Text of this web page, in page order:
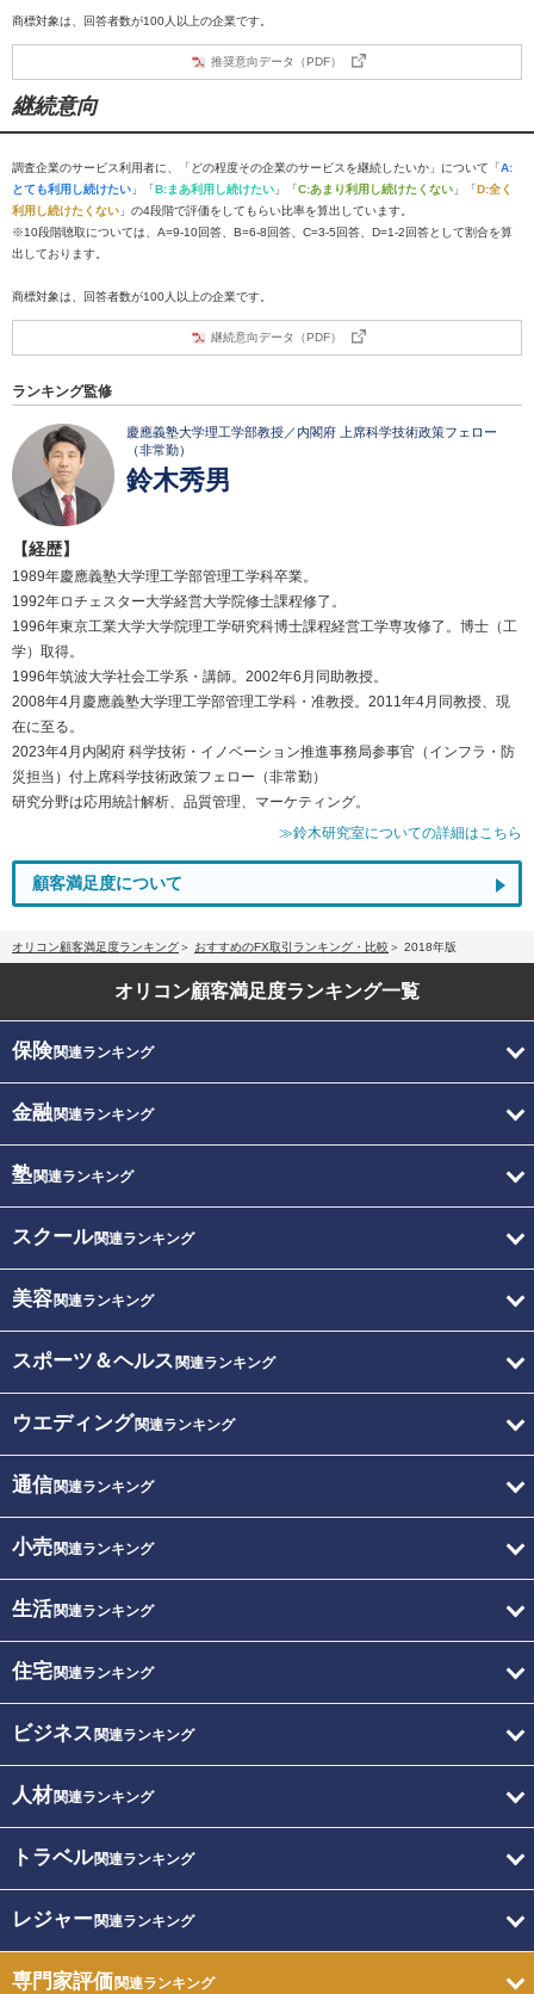
商標対象は、回答者数が100人以上の企業です。
推奨意向データ（PDF）
継続意向
調査企業のサービス利用者に、「どの程度その企業のサービスを継続したいか」について「A:
とても利用し続けたい 」「B:まあ利用し続けたい 」「C:あまり利用し続けたくない 」「D:全く
利用し続けたくない 」の4段階で評価をしてもらい比率を算出しています。
※10段階聴取については、A=9-10回答、B=6-8回答、C=3-5回答、D=1-2回答として割合を算
出しております。
商標対象は、回答者数が100人以上の企業です。
継続意向データ（PDF）
ランキング監修
慶應義塾大学理工学部教授／内閣府 上席科学技術政策フェロー
（非常勤）
鈴木秀男
【経歴】
1989年慶應義塾大学理工学部管理工学科卒業。
1992年ロチェスター大学経営大学院修士課程修了。
1996年東京工業大学大学院理工学研究科博士課程経営工学専攻修了。博士（工
学）取得。
1996年筑波大学社会工学系・講師。2002年6月同助教授。
2008年4月慶應義塾大学理工学部管理工学科・准教授。2011年4月同教授、現
在に至る。
2023年4月内閣府 科学技術・イノベーション推進事務局参事官（インフラ・防
災担当）付上席科学技術政策フェロー（非常勤）
研究分野は応用統計解析、品質管理、マーケティング。
≫鈴木研究室についての詳細はこちら
顧客満足度について
オリコン顧客満足度ランキング おすすめのFX取引ランキング・比較 2018年版
オリコン顧客満足度ランキング一覧
保険関連ランキング
金融関連ランキング
塾関連ランキング
スクール関連ランキング
美容関連ランキング
スポーツ＆ヘルス 関連ランキング
ウエディング関連ランキング
通信関連ランキング
小売関連ランキング
生活関連ランキング
住宅関連ランキング
ビジネス 関連ランキング
人材関連ランキング
トラベル関連ランキング
レジャー関連ランキング
専門家評価関連ランキング